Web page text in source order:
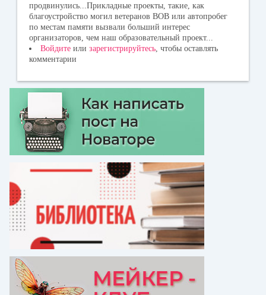
продвинулись...Прикладные проекты, такие, как
благоустройство могил ветеранов ВОВ или автопробег
по местам памяти вызвали больший интерес
организаторов, чем наш образовательный проект...
Войдите или зарегистрируйтесь , чтобы оставлять
комментарии